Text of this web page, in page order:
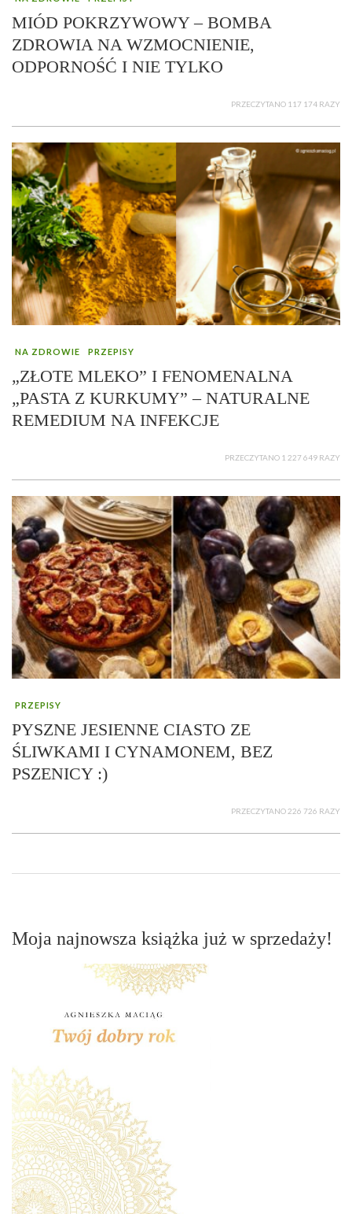
MIÓD POKRZYWOWY – BOMBA
ZDROWIA NA WZMOCNIENIE,
ODPORNOŚĆ I NIE TYLKO
PRZECZYTANO 117 174 RAZY
NA ZDROWIE PRZEPISY
„ZŁOTE MLEKO” I FENOMENALNA
„PASTA Z KURKUMY” – NATURALNE
REMEDIUM NA INFEKCJE
PRZECZYTANO 1 227 649 RAZY
PRZEPISY
PYSZNE JESIENNE CIASTO ZE
ŚLIWKAMI I CYNAMONEM, BEZ
PSZENICY :)
PRZECZYTANO 226 726 RAZY
Moja najnowsza książka już w sprzedaży!